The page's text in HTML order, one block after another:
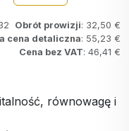
Obrót prowizji: 32,50 €
cena detaliczna: 55,23 €
Cena bez VAT: 46,41 €
równowagę i